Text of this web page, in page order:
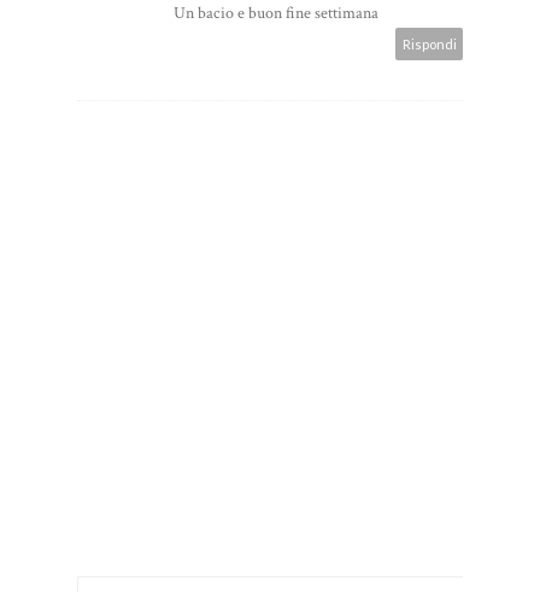
Un bacio e buon fine settimana
Rispondi